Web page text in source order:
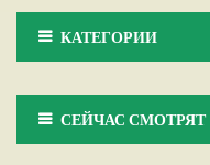
КАТЕГОРИИ
СЕЙЧАС СМОТРЯТ